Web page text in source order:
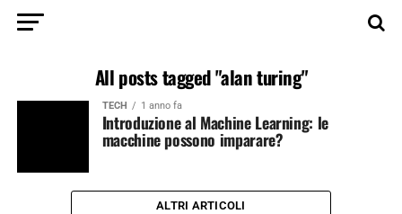
All posts tagged "alan turing"
TECH 1 anno fa
Introduzione al Machine Learning: le
macchine possono imparare?
ALTRI ARTICOLI